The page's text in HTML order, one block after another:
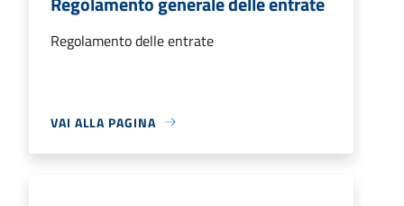
Regolamento delle entrate
VAI ALLA PAGINA